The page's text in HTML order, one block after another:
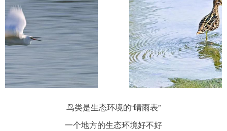
鸟类是生态环境的“晴雨表”
一个地方的生态环境好不好